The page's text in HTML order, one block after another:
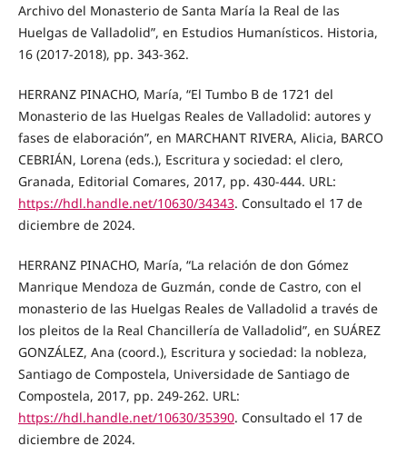
Archivo del Monasterio de Santa María la Real de las
Huelgas de Valladolid”, en Estudios Humanísticos. Historia,
16 (2017-2018), pp. 343-362.
HERRANZ PINACHO, María, “El Tumbo B de 1721 del
Monasterio de las Huelgas Reales de Valladolid: autores y
fases de elaboración”, en MARCHANT RIVERA, Alicia, BARCO
CEBRIÁN, Lorena (eds.), Escritura y sociedad: el clero,
Granada, Editorial Comares, 2017, pp. 430-444. URL:
https://hdl.handle.net/10630/34343. Consultado el 17 de
diciembre de 2024.
HERRANZ PINACHO, María, “La relación de don Gómez
Manrique Mendoza de Guzmán, conde de Castro, con el
monasterio de las Huelgas Reales de Valladolid a través de
los pleitos de la Real Chancillería de Valladolid”, en SUÁREZ
GONZÁLEZ, Ana (coord.), Escritura y sociedad: la nobleza,
Santiago de Compostela, Universidade de Santiago de
Compostela, 2017, pp. 249-262. URL:
https://hdl.handle.net/10630/35390. Consultado el 17 de
diciembre de 2024.